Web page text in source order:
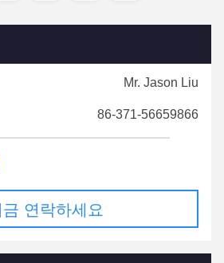
Mr. Jason Liu
86-371-56659866
금 연락하세요